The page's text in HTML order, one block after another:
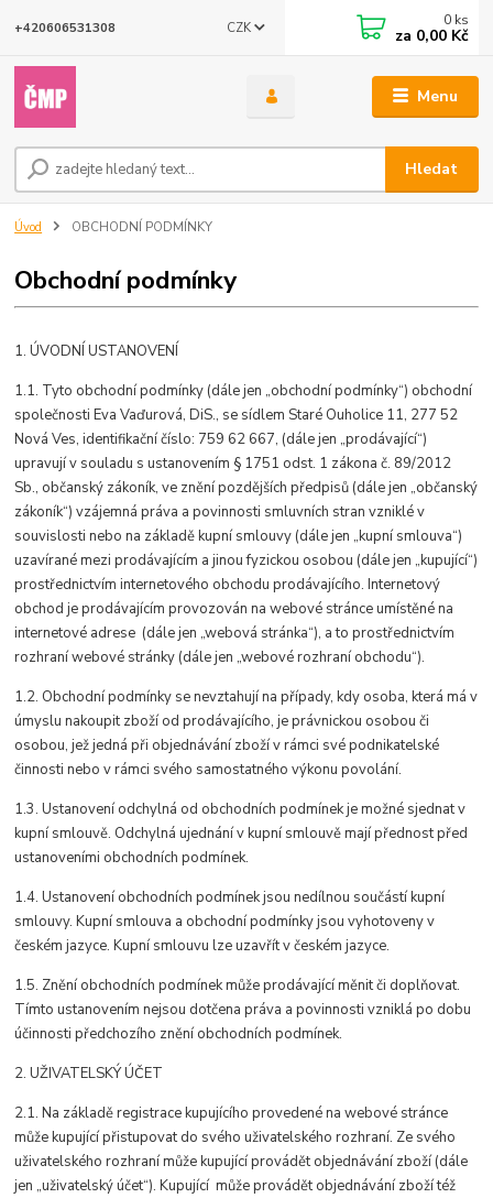
Menu
CZK
Hledat
+420606531308 0 ks
za 0,00 Kč
Úvod OBCHODNÍ PODMÍNKY
Obchodní podmínky
1. ÚVODNÍ USTANOVENÍ
1.1. Tyto obchodní podmínky (dále jen „obchodní podmínky“) obchodní
společnosti Eva Vaďurová, DiS., se sídlem Staré Ouholice 11, 277 52
Nová Ves, identifikační číslo: 759 62 667, (dále jen „prodávající“)
upravují v souladu s ustanovením § 1751 odst. 1 zákona č. 89/2012
Sb., občanský zákoník, ve znění pozdějších předpisů (dále jen „občanský
zákoník“) vzájemná práva a povinnosti smluvních stran vzniklé v
souvislosti nebo na základě kupní smlouvy (dále jen „kupní smlouva“)
uzavírané mezi prodávajícím a jinou fyzickou osobou (dále jen „kupující“)
prostřednictvím internetového obchodu prodávajícího. Internetový
obchod je prodávajícím provozován na webové stránce umístěné na
internetové adrese (dále jen „webová stránka“), a to prostřednictvím
rozhraní webové stránky (dále jen „webové rozhraní obchodu“).
1.2. Obchodní podmínky se nevztahují na případy, kdy osoba, která má v
úmyslu nakoupit zboží od prodávajícího, je právnickou osobou či
osobou, jež jedná při objednávání zboží v rámci své podnikatelské
činnosti nebo v rámci svého samostatného výkonu povolání.
1.3. Ustanovení odchylná od obchodních podmínek je možné sjednat v
kupní smlouvě. Odchylná ujednání v kupní smlouvě mají přednost před
ustanoveními obchodních podmínek.
1.4. Ustanovení obchodních podmínek jsou nedílnou součástí kupní
smlouvy. Kupní smlouva a obchodní podmínky jsou vyhotoveny v
českém jazyce. Kupní smlouvu lze uzavřít v českém jazyce.
1.5. Znění obchodních podmínek může prodávající měnit či doplňovat.
Tímto ustanovením nejsou dotčena práva a povinnosti vzniklá po dobu
účinnosti předchozího znění obchodních podmínek.
2. UŽIVATELSKÝ ÚČET
2.1. Na základě registrace kupujícího provedené na webové stránce
může kupující přistupovat do svého uživatelského rozhraní. Ze svého
uživatelského rozhraní může kupující provádět objednávání zboží (dále
jen „uživatelský účet“). Kupující může provádět objednávání zboží též